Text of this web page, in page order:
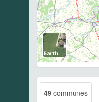
49 communes